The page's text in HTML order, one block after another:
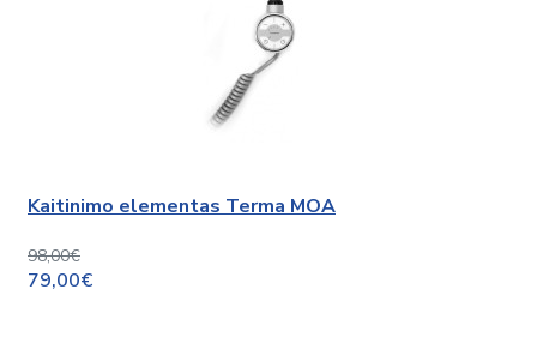
Kaitinimo elementas Terma MOA
98,00€
79,00€